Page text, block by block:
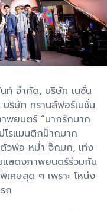
ท์ จำกัด, บริษัท เนชั่น
ริษัท ทรานส์ฟอร์เมชั่น
พยนตร์ “นากรักมาก
โรแมนติกม๊ากมาก
วพ่อ หม่ำ จ๊กมก, เท่ง
แสดงภาพยนตร์ร่วมกัน
เศษสุด ๆ เพราะ โหน่ง
ก